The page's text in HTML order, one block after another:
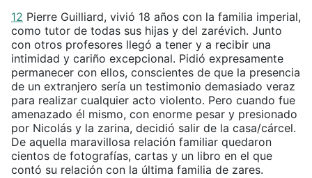
12 Pierre Guilliard, vivió 18 años con la familia imperial,
como tutor de todas sus hijas y del zarévich. Junto
con otros profesores llegó a tener y a recibir una
intimidad y cariño excepcional. Pidió expresamente
permanecer con ellos, conscientes de que la presencia
de un extranjero sería un testimonio demasiado veraz
para realizar cualquier acto violento. Pero cuando fue
amenazado él mismo, con enorme pesar y presionado
por Nicolás y la zarina, decidió salir de la casa/cárcel.
De aquella maravillosa relación familiar quedaron
cientos de fotografías, cartas y un libro en el que
contó su relación con la última familia de zares.